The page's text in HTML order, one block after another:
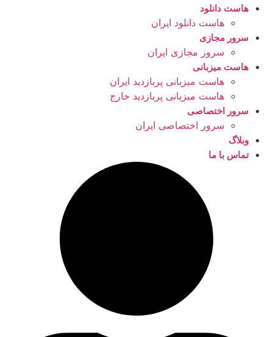
هاست دانلود
هاست دانلود ایران
سرور مجازی
سرور مجازی ایران
هاست میزبانی
هاست میزبانی پربازدید ایران
هاست میزبانی پربازدید خارج
سرور اختصاصی
سرور اختصاصی ایران
وبلاگ
تماس با ما